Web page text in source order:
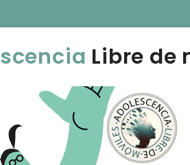
Libre de